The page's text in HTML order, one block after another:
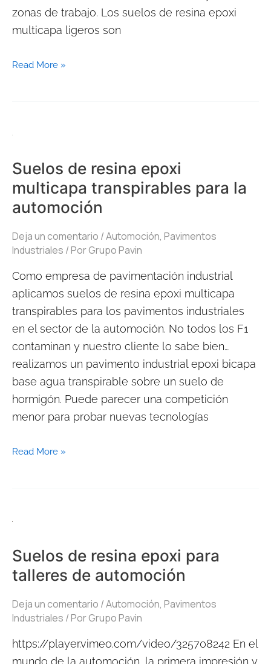
zonas de trabajo. Los suelos de resina epoxi
multicapa ligeros son
Read More »
Suelos de resina epoxi
multicapa transpirables para la
automoción
Deja un comentario /Automoción, Pavimentos
Industriales / PorGrupo Pavin
Como empresa de pavimentación industrial
aplicamos suelos de resina epoxi multicapa
transpirables para los pavimentos industriales
en el sector de la automoción. No todos los F1
contaminan y nuestro cliente lo sabe bien…
realizamos un pavimento industrial epoxi bicapa
base agua transpirable sobre un suelo de
hormigón. Puede parecer una competición
menor para probar nuevas tecnologías
Suelos
resina
epoxi
multicapa
para
automoción
Read More »
Suelos de resina epoxi para
talleres de automoción
Deja un comentario /Automoción, Pavimentos
Industriales / PorGrupo Pavin
https://player.vimeo.com/video/325708242 En el
mundo de la automoción, la primera impresión y
Suelos
resina
epoxi
talleres
automoción